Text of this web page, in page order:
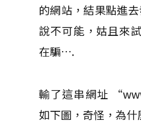
的網站，結果點進
說不可能，姑且來
在騙….
輸了這串網址
如下圖，奇怪，為什